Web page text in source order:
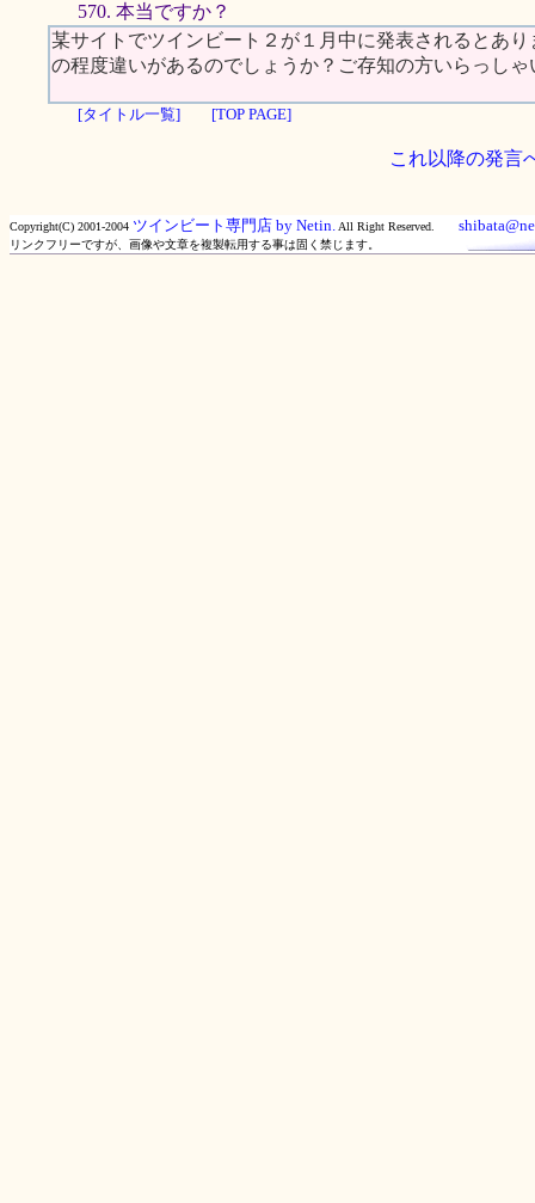
570. 本当ですか？
某サイトでツインビート２が１月中に発表されるとあ
の程度違いがあるのでしょうか？ご存知の方いらっしゃ
[タイトル一覧] [TOP PAGE]
これ以降の発言
Copyright(C) 2001-2004 ツインビート専門店 by Netin. All Right Reserved.
リンクフリーですが、画像や文章を複製転用する事は固く禁じます。